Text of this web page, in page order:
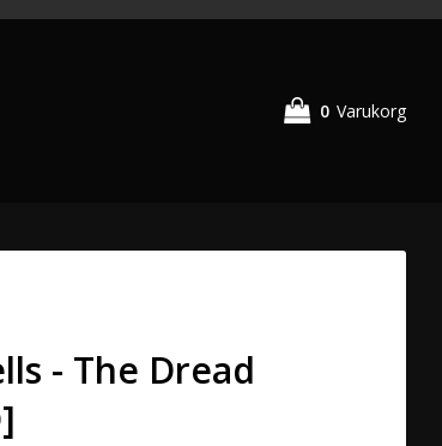
0 Varukorg
- The Dread